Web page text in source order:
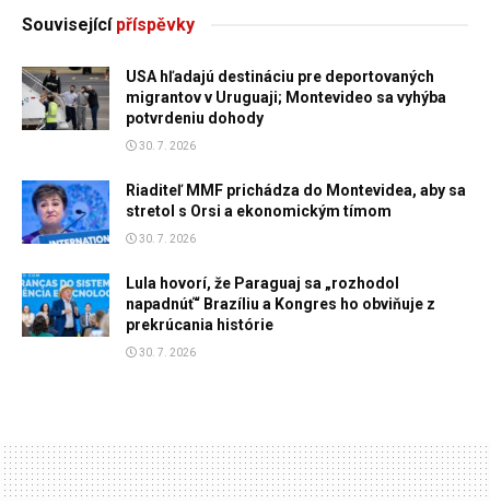
Souvisejícípříspěvky
USA hľadajú destináciu pre deportovaných
migrantov v Uruguaji; Montevideo sa vyhýba
potvrdeniu dohody
30. 7. 2026
Riaditeľ MMF prichádza do Montevidea, aby sa
stretol s Orsi a ekonomickým tímom
30. 7. 2026
Lula hovorí, že Paraguaj sa „rozhodol
napadnúť“ Brazíliu a Kongres ho obviňuje z
prekrúcania histórie
30. 7. 2026